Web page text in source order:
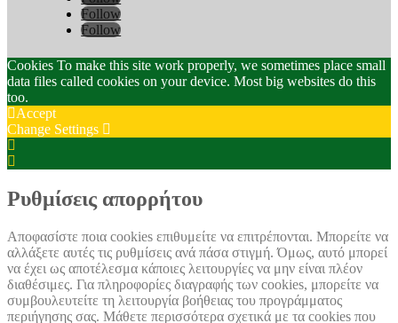
Follow
Follow
Cookies To make this site work properly, we sometimes place small
data files called cookies on your device. Most big websites do this
too.
Accept
Change Settings
Settings
Ρυθμίσεις απορρήτου
Αποφασίστε ποια cookies επιθυμείτε να επιτρέπονται. Μπορείτε να
αλλάξετε αυτές τις ρυθμίσεις ανά πάσα στιγμή. Όμως, αυτό μπορεί
να έχει ως αποτέλεσμα κάποιες λειτουργίες να μην είναι πλέον
διαθέσιμες. Για πληροφορίες διαγραφής των cookies, μπορείτε να
συμβουλευτείτε τη λειτουργία βοήθειας του προγράμματος
περιήγησης σας. Μάθετε περισσότερα σχετικά με τα cookies που